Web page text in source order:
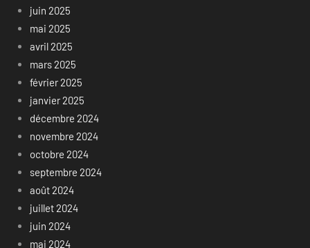
juin 2025
mai 2025
avril 2025
mars 2025
février 2025
janvier 2025
décembre 2024
novembre 2024
octobre 2024
septembre 2024
août 2024
juillet 2024
juin 2024
mai 2024